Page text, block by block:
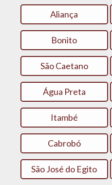
Aliança
Bonito
São Caetano
Água Preta
Itambé
Cabrobó
São José do Egito